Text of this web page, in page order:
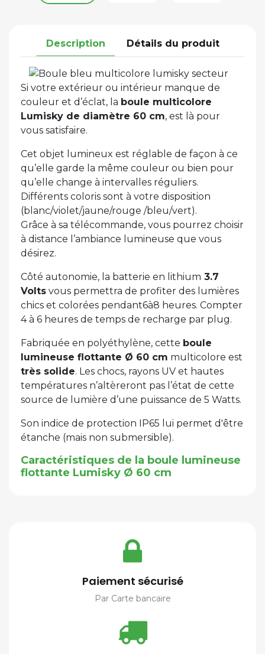
Description Détails du produit
Si votre extérieur ou intérieur manque de
couleur et d’éclat, la boule multicolore
Lumisky de diamètre 60 cm, est là pour
vous satisfaire.
Cet objet lumineux est réglable de façon à ce
qu’elle garde la même couleur ou bien pour
qu’elle change à intervalles réguliers.
Différents coloris sont à votre disposition
(blanc/violet/jaune/rouge /bleu/vert).
Grâce à sa télécommande, vous pourrez choisir
à distance l’ambiance lumineuse que vous
désirez.
Côté autonomie, la batterie en lithium 3.7
Volts vous permettra de profiter des lumières
chics et colorées pendant6à8 heures. Compter
4 à 6 heures de temps de recharge par plug.
Fabriquée en polyéthylène, cette boule
lumineuse flottante Ø 60 cm multicolore est
très solide. Les chocs, rayons UV et hautes
températures n’altèreront pas l’état de cette
source de lumière d’une puissance de 5 Watts.
Son indice de protection IP65 lui permet d'être
étanche (mais non submersible).
Caractéristiques de la boule lumineuse
flottante Lumisky Ø 60 cm
Paiement sécurisé
Par Carte bancaire